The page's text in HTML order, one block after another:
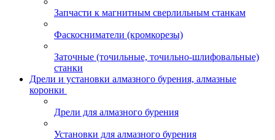
Запчасти к магнитным сверлильным станкам
Фаскосниматели (кромкорезы)
Заточные (точильные, точильно-шлифовальные)
станки
Дрели и установки алмазного бурения, алмазные
коронки
Дрели для алмазного бурения
Установки для алмазного бурения